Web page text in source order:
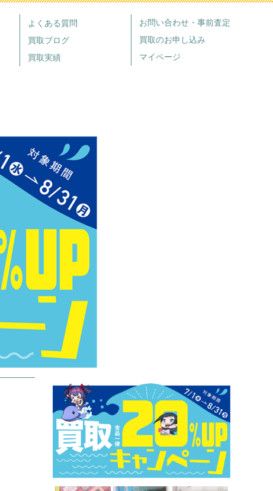
よくある質問
買取ブログ
買取実績
お問い合わせ・事前査定
買取のお申し込み
マイページ